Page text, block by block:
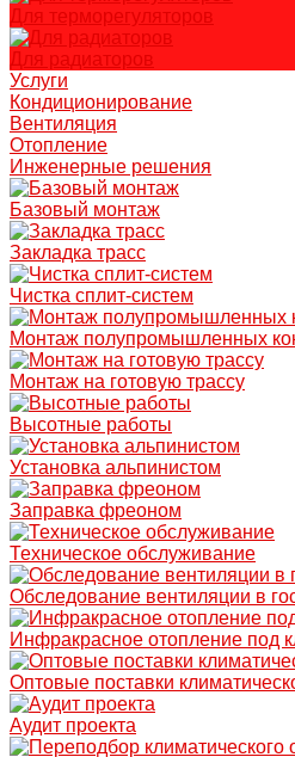
Для терморегуляторов
Для радиаторов
Услуги
Кондиционирование
Вентиляция
Отопление
Инженерные решения
Базовый монтаж
Закладка трасс
Чистка сплит-систем
Монтаж полупромышленных
Монтаж на готовую трассу
Высотные работы
Установка альпинистом
Заправка фреоном
Техническое обслуживание
Обследование вентиляции в
Инфракрасное отопление под
Оптовые поставки
Аудит проекта